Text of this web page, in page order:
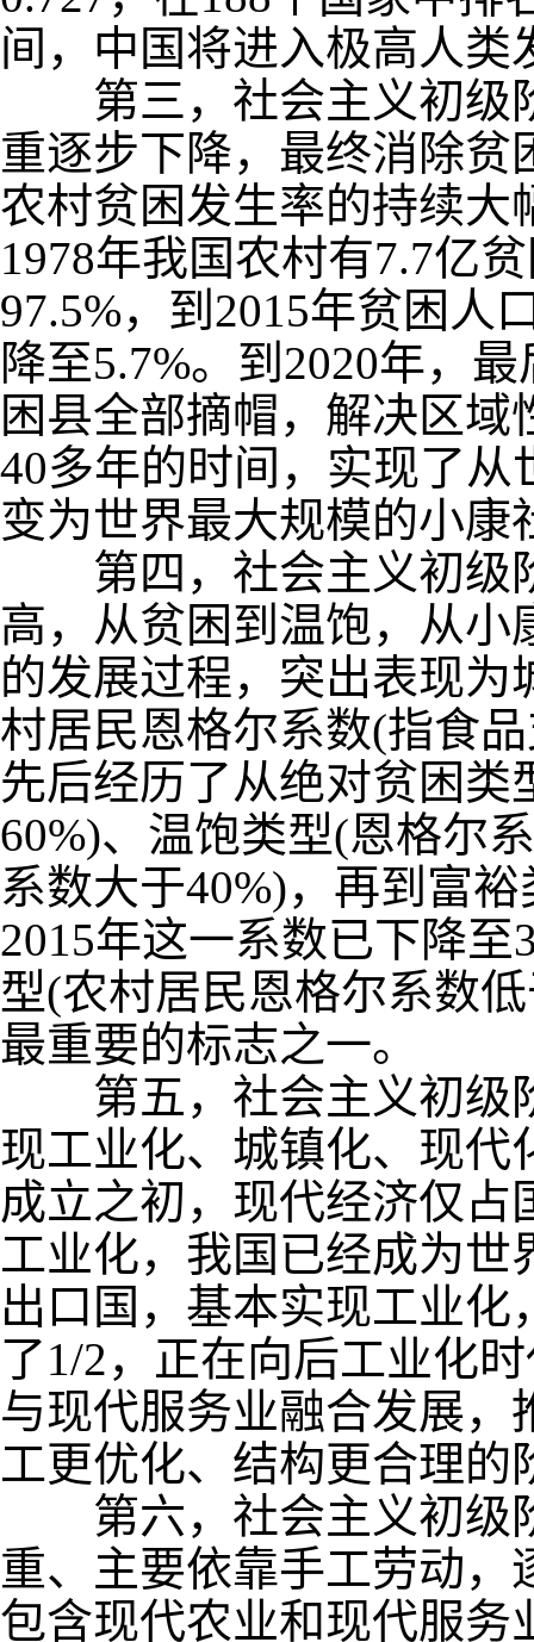
间，中国将进入极高人类
第三，社会主义初级
重逐步下降，最终消除
农村贫困发生率的持续大
1978年我国农村有7.7亿
97.5%，到 2015年贫困人
降至5.7%。到 2020年，最
困县全部摘帽，解决区
40多年的时间，实现了
变为世界最大规模的小
第四，社会主义初级
高，从贫困到温饱，从
的发展过程，突出表现
村居民恩格尔系数(指食
先后经历了从绝对贫困类
60%)、温饱类型(恩格尔
系数大于40%)，再到富裕
2015年这一系数已下降至
型(农村居民恩格尔系数
最重要的标志之一。
第五，社会主义初级
现工业化、城镇化、现代
成立之初，现代经济仅占
工业化，我国已经成为
出口国，基本实现工业化
了1/2，正在向后工业化
与现代服务业融合发展
工更优化、结构更合理的
第六，社会主义初级
重、主要依靠手工劳动
包含现代农业和现代服务